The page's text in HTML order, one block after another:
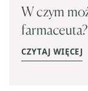
W czym
farmaceuta?
CZYTAJ WIĘCEJ